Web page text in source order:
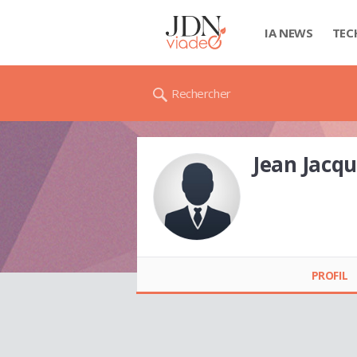
IA NEWS
Rechercher
Jean
PROFIL